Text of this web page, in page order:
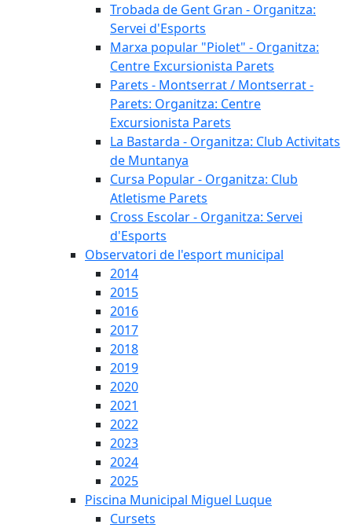
Trobada de Gent Gran - Organitza:
Servei d'Esports
Marxa popular "Piolet" - Organitza:
Centre Excursionista Parets
Parets - Montserrat / Montserrat -
Parets: Organitza: Centre
Excursionista Parets
La Bastarda - Organitza: Club Activitats
de Muntanya
Cursa Popular - Organitza: Club
Atletisme Parets
Cross Escolar - Organitza: Servei
d'Esports
Observatori de l'esport municipal
2014
2015
2016
2017
2018
2019
2020
2021
2022
2023
2024
2025
Piscina Municipal Miguel Luque
Cursets